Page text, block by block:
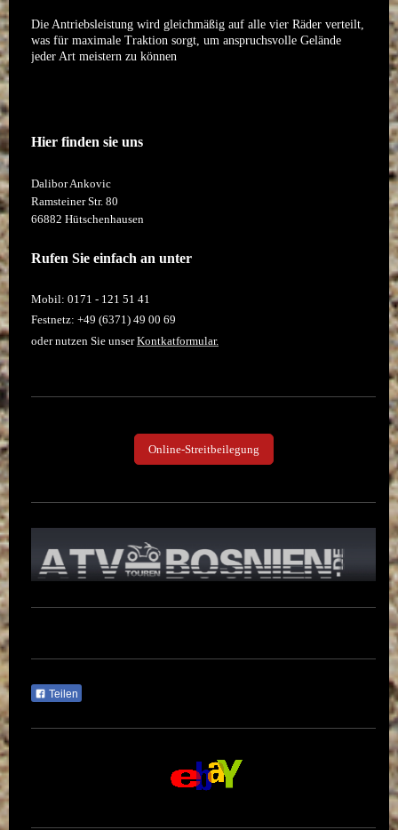
Die Antriebsleistung wird gleichmäßig auf alle vier Räder verteilt,
was für maximale Traktion sorgt, um anspruchsvolle Gelände
jeder Art meistern zu können
Hier finden sie uns
Dalibor Ankovic
Ramsteiner Str. 80
66882 Hütschenhausen
Rufen Sie einfach an unter
Mobil: 0171 - 121 51 41
Festnetz: +49 (6371) 49 00 69
oder nutzen Sie unser Kontkatformular.
Online-Streitbeilegung
Teilen